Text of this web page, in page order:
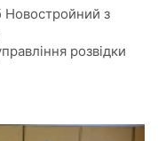
Новостройний з
розвідки